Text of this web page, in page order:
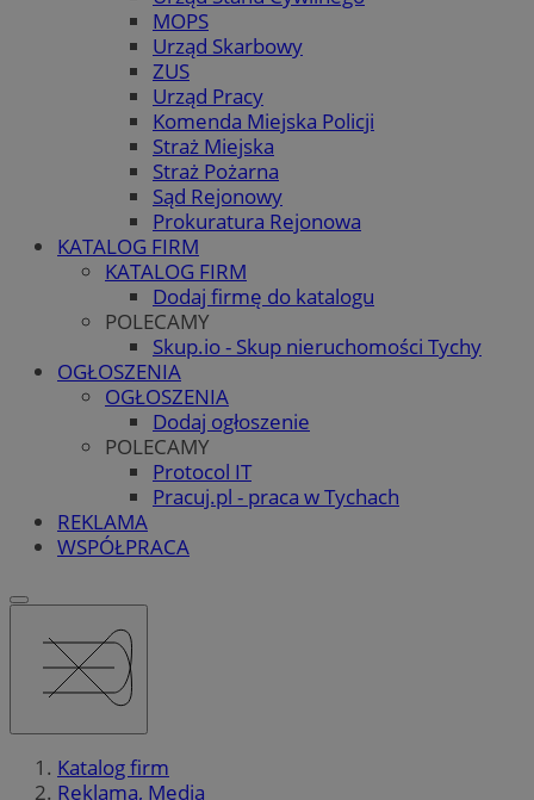
MOPS
Urząd Skarbowy
ZUS
Urząd Pracy
Komenda Miejska Policji
Straż Miejska
Straż Pożarna
Sąd Rejonowy
Prokuratura Rejonowa
KATALOG FIRM
KATALOG FIRM
Dodaj firmę do katalogu
POLECAMY
Skup.io - Skup nieruchomości Tychy
OGŁOSZENIA
OGŁOSZENIA
Dodaj ogłoszenie
POLECAMY
Protocol IT
Pracuj.pl - praca w Tychach
REKLAMA
WSPÓŁPRACA
Katalog firm
Reklama, Media